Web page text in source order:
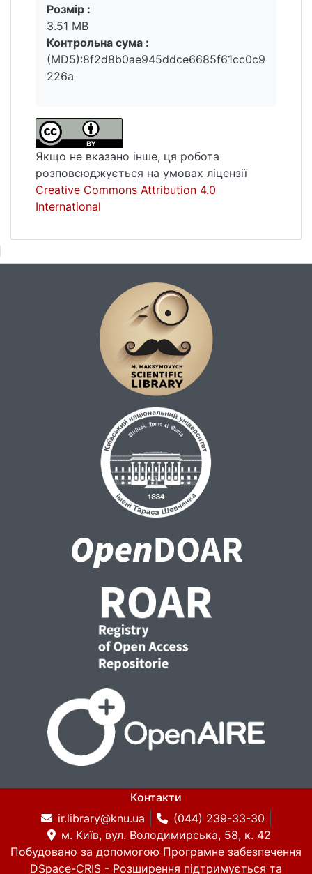
Розмір :
3.51 MB
Контрольна сума :
(MD5):8f2d8b0ae945ddce6685f61cc0c9
226a
Якщо не вказано інше, ця робота
розповсюджується на умовах ліцензії
Creative Commons Attribution 4.0
International
Контакти
ir.library@knu.ua
(044) 239-33-30
м. Київ, вул. Володимирська, 58, к. 42
Побудовано за допомогою Програмне забезпечення
DSpace-CRIS - Розширення підтримується та